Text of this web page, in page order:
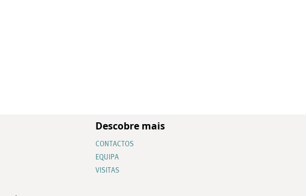
Descobre mais
CONTACTOS
EQUIPA
VISITAS